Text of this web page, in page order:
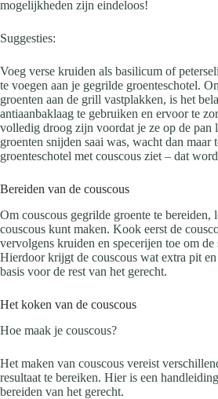
mogelijkheden zijn eindeloos!
Suggesties:
Voeg verse kruiden als basilicum of
te voegen aan je gegrilde groenteschotel.
groenten aan de grill vastplakken, is het
antiaanbaklaag te gebruiken en ervoor te
volledig droog zijn voordat je ze op de pan
groenten snijden saai was, wacht dan maar
groenteschotel met couscous ziet – dat
Bereiden van de couscous
Om couscous gegrilde groente te bereiden,
couscous kunt maken. Kook eerst de
vervolgens kruiden en specerijen toe om de
Hierdoor krijgt de couscous wat extra pit
basis voor de rest van het gerecht.
Het koken van de couscous
Hoe maak je couscous?
Het maken van couscous vereist
resultaat te bereiken. Hier is een
bereiden van het gerecht.